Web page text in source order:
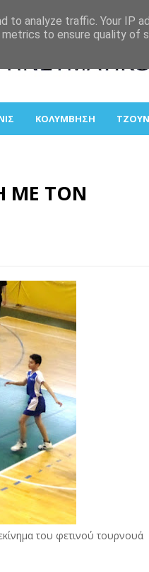
ΚΟΛΥΜΒΗΣΗ
ΜΕ ΤΟΝ
του φετινού τουρνουά
to analyze traffic. Your IP
to ensure quality of